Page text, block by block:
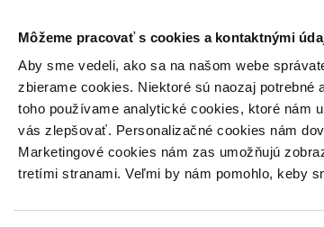
Môžeme pracovať s cookies a kontaktnými
Aby sme vedeli, ako sa na našom webe
zbierame cookies. Niektoré sú naozaj
toho používame analytické cookies, ktoré nám
vás zlepšovať. Personalizačné cookies nám
Marketingové cookies nám zas umožňujú
tretími stranami. Veľmi by nám pomohlo, keby
Poukážky Kontakt